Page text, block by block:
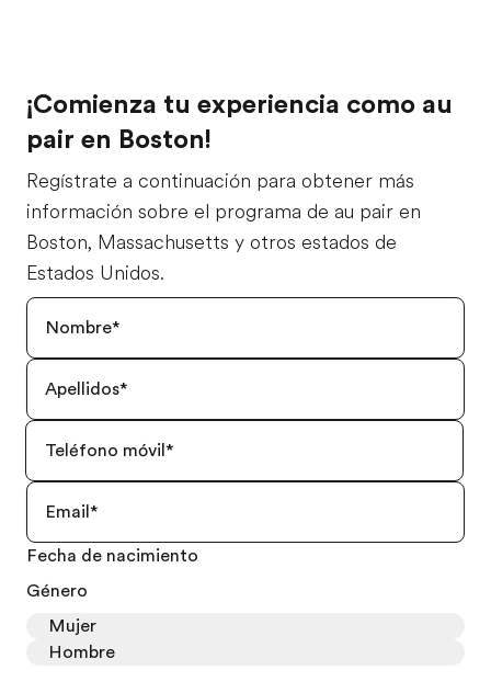
¡Comienza tu experiencia como au
pair en Boston!
Regístrate a continuación para obtener más
información sobre el programa de au pair en
Boston, Massachusetts y otros estados de
Estados Unidos.
Fecha de nacimiento
Género
Mujer
Hombre